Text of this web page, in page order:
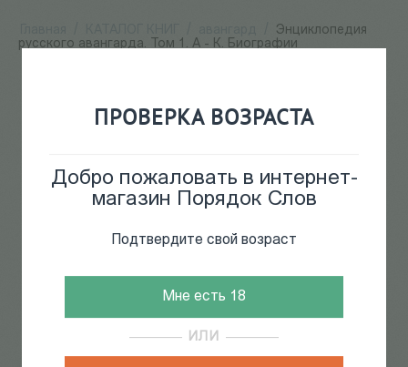
ПРОВЕРКА ВОЗРАСТА
Добро пожаловать в интернет-
магазин Порядок Слов
Подтвердите свой возраст
Мне есть 18
ИЛИ
Энциклопедия
русского авангарда. Том 1. А - К. Биографии